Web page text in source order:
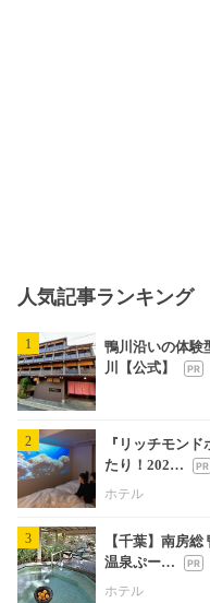
人気記事ランキング
1
鴨川沿いの体験
川【公式】
2
『リッチモン
たり！202…
ホテル
3
【千葉】南房
温泉ぷー…
ホテル